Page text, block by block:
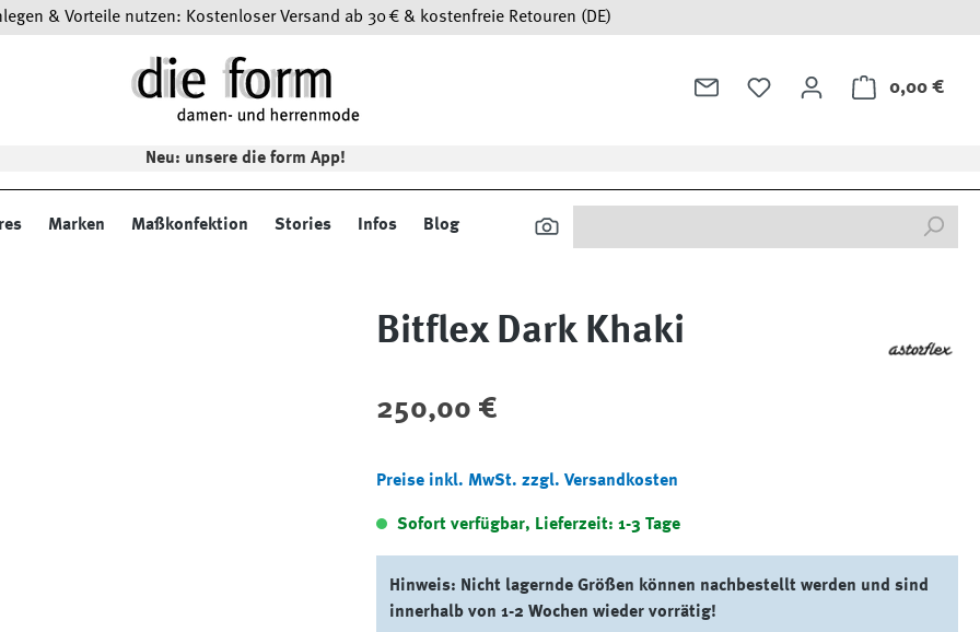
& Vorteile nutzen: Kostenloser Versand ab 30 € & kostenfreie Retouren (DE)
0,00 €
Neu: unsere die form App!
Marken Maßkonfektion Stories Infos Blog
Bitflex Dark Khaki
Regulärer Preis:
250,00 €
Preise inkl. MwSt. zzgl. Versandkosten
Sofort verfügbar, Lieferzeit: 1-3 Tage
Hinweis: Nicht lagernde Größen können nachbestellt werden und sind
innerhalb von 1-2 Wochen wieder vorrätig!